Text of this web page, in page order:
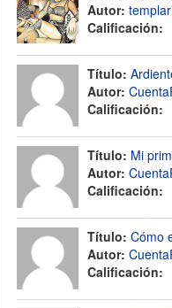
Autor:
Calificación:
Título:
Autor:
Calificación:
Título: Mi
Autor:
Calificación:
Título: Cómo
Autor:
Calificación: